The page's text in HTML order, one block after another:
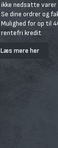
ikke nedsatte varer
Se dine ordrer og
Mulighed for op til
rentefri kredit
Læs mere her